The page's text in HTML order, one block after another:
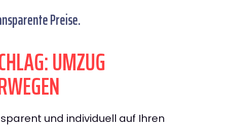
Preise.
UMZUG
und individuell auf Ihren